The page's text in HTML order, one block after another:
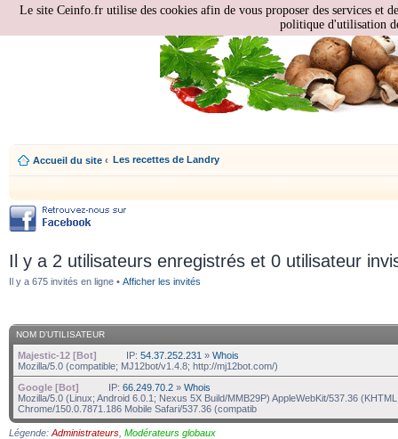
Accueil du site ‹ Les recettes de Landry
Il y a 2 utilisateurs enregistrés et 0 utilisateur
Il y a 675 invités en ligne • Afficher les invités
NOM D’UTILISATEUR
Majestic-12 [Bot] IP: 54.37.252.231 » Whois
Mozilla/5.0 (compatible; MJ12bot/v1.4.8; http://mj12bot.com/)
Google [Bot]
IP: 66.249.70.2 » Whois
Mozilla/5.0 (Linux; Android 6.0.1; Nexus 5X Build/MMB29P) AppleWebKit/537.36
Chrome/150.0.7871.186 Mobile Safari/537.36 (compatib
Légende: Administrateurs Modérateurs globaux
Le site Ceinfo.fr utilise des cookies afin de vous proposer des services et
politique d'utilisation